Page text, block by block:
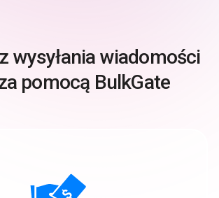
wysyłania wiadomości
pomocą BulkGate